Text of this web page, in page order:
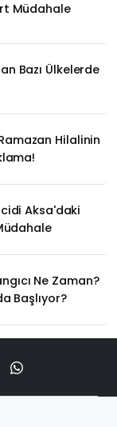
Müdahale
Bazı Ülkelerde
Hilalinin
Aksa'daki
Ne Zaman?
Başlıyor?